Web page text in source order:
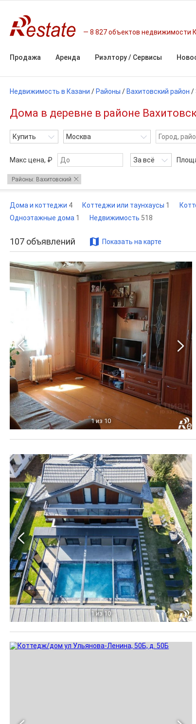
8 827 объектов недвижимости
Продажа Аренда Риэлтору / Сервисы
Недвижимость в Казани / Районы / Вахитовский район /
Дома в деревне в районе
Купить Москва
Макс цена, ₽ За всё
Районы: Вахитовский
Дома и коттеджи 4 Коттеджи или таунхаусы 1
Одноэтажные дома 1 Недвижимость 518
107 объявлений Показать на карте
1 из 10
1 из 10